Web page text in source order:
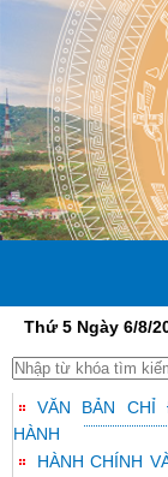
Thứ 5 Ngày 6/8/
VĂN BẢN CHỈ
HÀNH
HÀNH CHÍNH